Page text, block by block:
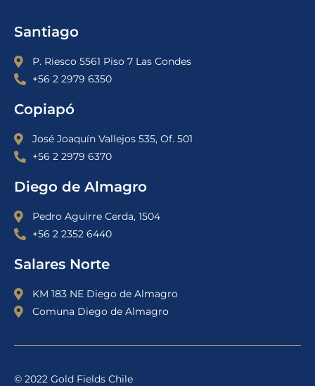
Santiago
P. Riesco 5561 Piso 7 Las Condes
+56 2 2979 6350
Copiapó
José Joaquín Vallejos 535, Of. 501
+56 2 2979 6370
Diego de Almagro
Pedro Aguirre Cerda, 1504
+56 2 2352 6440
Salares Norte
KM 183 NE Diego de Almagro
Comuna Diego de Almagro
© 2022 Gold Fields Chile